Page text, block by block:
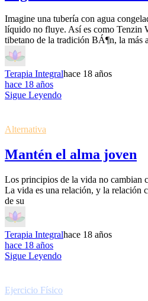
Imagine una tubería con agua
líquido no fluye. Así es como Tenzin
tibetano de la tradición BÁ¶n, la más
Terapia Integralhace 18 años
hace 18 años
Sigue Leyendo
Alternativa
Mantén el alma joven
Los principios de la vida no cambian
La vida es una relación, y la relación
de su
Terapia Integralhace 18 años
hace 18 años
Sigue Leyendo
Ejercicio Fí­sico